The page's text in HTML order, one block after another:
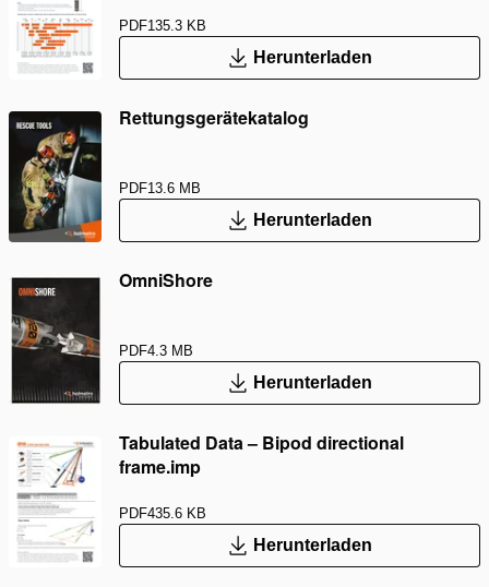
PDF135.3 KB
Herunterladen
Rettungsgerätekatalog
PDF13.6 MB
Herunterladen
OmniShore
PDF4.3 MB
Herunterladen
Tabulated Data – Bipod directional
frame.imp
PDF435.6 KB
Herunterladen